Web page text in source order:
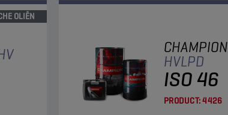
OLIËN
CHAMPION
HVLPD
ISO 46
PRODUCT:4426